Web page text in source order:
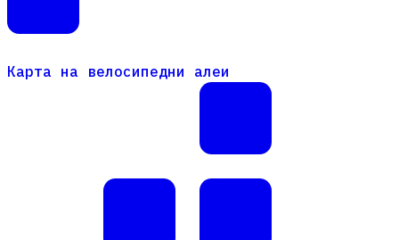
Карта на велосипедни алеи
Карта на велосипедни алеи